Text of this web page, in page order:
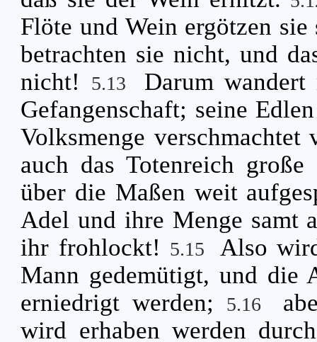
Flöte und Wein ergötzen
betrachten sie nicht, und
nicht!
5.13
Darum
Gefangenschaft; seine
Volksmenge
auch das Totenreich
über die Maßen weit
Adel und ihre Menge samt
ihr frohlockt! 5.15
Also
Mann gedemütigt, und die
erniedrigt werden;
5.16
wird erhaben werden